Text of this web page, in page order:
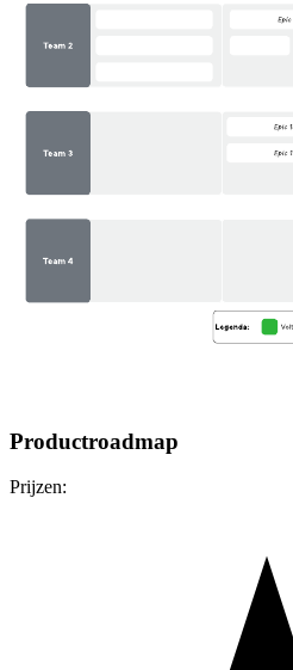
Productroadmap
Prijzen: